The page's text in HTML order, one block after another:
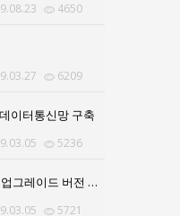
4650
6209
이터통신망 구축
5236
전자어망부이 “스마트부이” 업그레이드 버전 출시
5721